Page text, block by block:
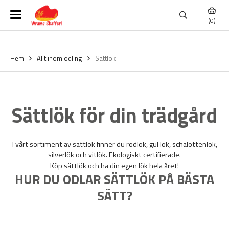
(0)
Hem Allt inom odling Sättlök
Sättlökför din trädgård
I vårt sortiment av sättlök finner du rödlök, gul lök, schalottenlök,
silverlök och vitlök. Ekologiskt certifierade.
Köp sättlök och ha din egen lök hela året!
HUR DU ODLAR SÄTTLÖK PÅ BÄSTA
SÄTT?